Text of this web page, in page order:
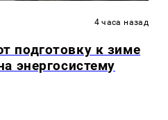
4 часа назад
подготовку к зиме
энергосистему